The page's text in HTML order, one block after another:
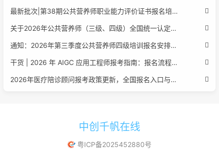
最新批次|第38期公共营养师职业能力评价证书报名培训通知
关于2026年公共营养师（三级、四级）全国统一认定报名的服务通知
通知：2026年第三季度公共营养师四级培训报名安排正式发布
干货 | 2026 年 AIGC 应用工程师报考指南：报名流程、学历要求、培训课程、就业方向全梳理
2026年医疗陪诊顾问报考政策更新，全国报名入口与报考指南全同步
中创千帆在线
粤ICP备2025452880号